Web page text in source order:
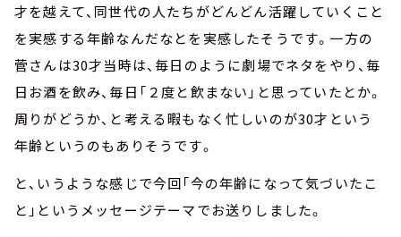
才を越えて、同世代の人たちがどんどん活躍していくこと
を実感する年齢なんだなとを実感したそうです。一方の
菅さんは30才当時は、毎日のように劇場でネタをやり、毎
日お酒を飲み、毎日「２度と飲まない」と思っていたとか。
周りがどうか、と考える暇もなく忙しいのが30才という
年齢というのもありそうです。
と、いうような感じで今回「今の年齢になって気づいたこ
と」というメッセージテーマでお送りしました。